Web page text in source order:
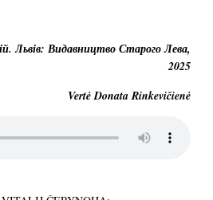
Львів: Видавництво Старого Лева,
2025
VertėDonata Rinkevičienė